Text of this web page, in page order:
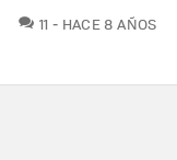
11 COMENTARIOS
HACE 8 AÑOS